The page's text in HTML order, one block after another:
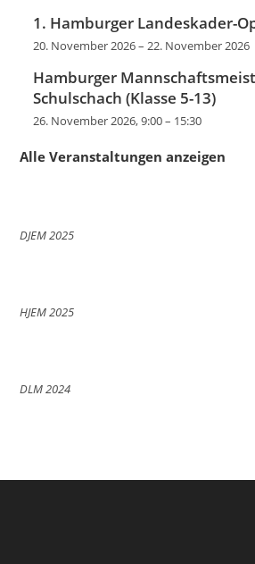
1. Hamburger Landeskader-
20. November 2026–22. November 2026
Hamburger
Schulschach (Klasse 5-13)
26. November 2026, 9:00– 15:30
Alle Veranstaltungen anzeigen
DJEM 2025
HJEM 2025
DLM 2024